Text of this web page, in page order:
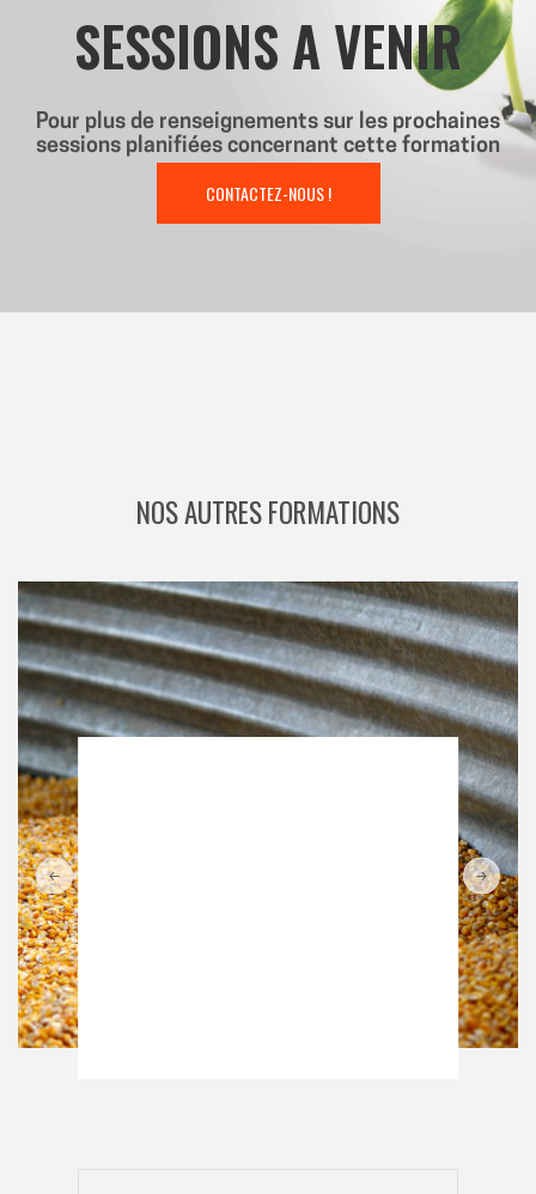
SESSIONS A VENIR
Pour plus de renseignements sur les prochaines
sessions planifiées concernant cette formation
CONTACTEZ-NOUS !
NOS AUTRES FORMATIONS